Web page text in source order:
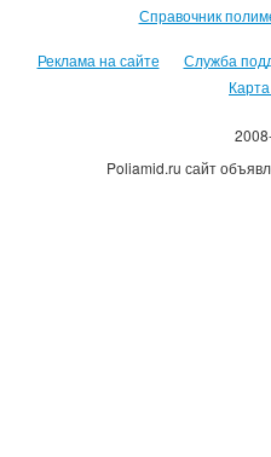
Справочник
Реклама на сайте Служба
Poliamid.ru сайт